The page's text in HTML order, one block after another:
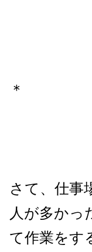
＊
さて、仕事
人が多かっ
て作業をす